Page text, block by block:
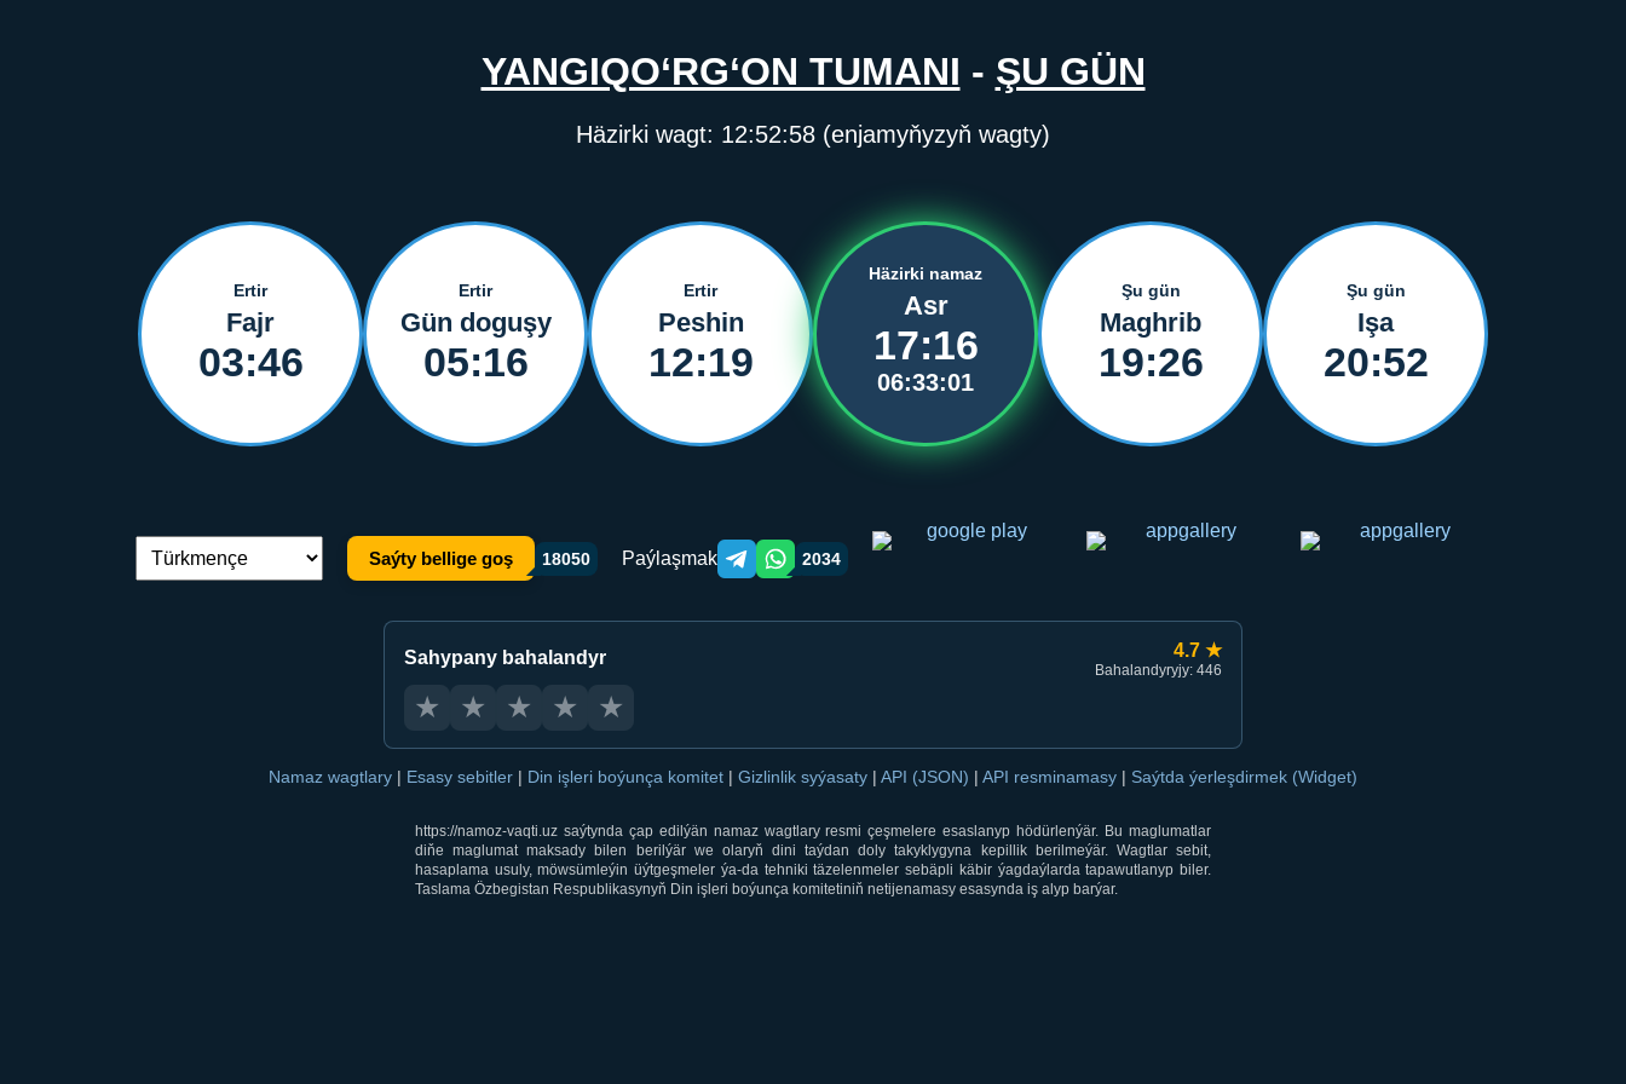
YANGIQO‘RG‘ON TUMANI - ŞU GÜN
Häzirki wagt: 12:52:58 (enjamyňyzyň wagty)
Ertir
Fajr
03:46
Ertir
Gün doguşy
05:16
Ertir
Peshin
12:19
Häzirki namaz
Asr
17:16
06:33:01
Şu gün
Maghrib
19:26
Şu gün
Işa
20:52
Dil çalşyryş: Saýty bellige goş 18050 Paýlaşmak Telegram orqali ulashish
WhatsApp orqali ulashish
2034
Sahypany bahalandyr 4.7 ★
Bahalandyryjy: 446
★ ★ ★ ★ ★
Namaz wagtlary | Esasy sebitler | Din işleri boýunça komitet | Gizlinlik syýasaty | API (JSON) | API resminamasy | Saýtda ýerleşdirmek (Widget)
https://namoz-vaqti.uz saýtynda çap edilýän namaz wagtlary resmi çeşmelere esaslanyp hödürlenýär. Bu maglumatlar
diňe maglumat maksady bilen berilýär we olaryň dini taýdan doly takyklygyna kepillik berilmeýär. Wagtlar sebit,
hasaplama usuly, möwsümleýin üýtgeşmeler ýa-da tehniki täzelenmeler sebäpli käbir ýagdaýlarda tapawutlanyp biler.
Taslama Özbegistan Respublikasynyň Din işleri boýunça komitetiniň netijenamasy esasynda iş alyp barýar.